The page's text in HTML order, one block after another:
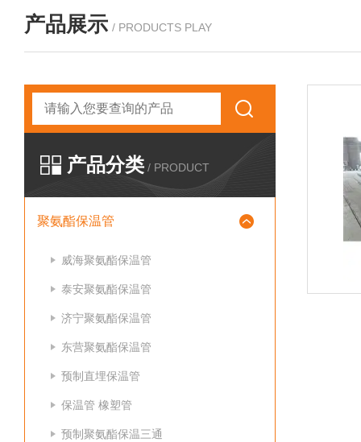
产品展示 / PRODUCTS PLAY
产品分类 / PRODUCT
聚氨酯保温管
威海聚氨酯保温管
泰安聚氨酯保温管
济宁聚氨酯保温管
东营聚氨酯保温管
预制直埋保温管
保温管 橡塑管
预制聚氨酯保温三通